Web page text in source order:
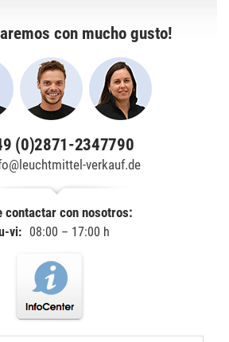
con mucho gusto!
(0)2871-2347790
verkauf.de
contactar con nosotros:
vi: 08:00 – 17:00 h